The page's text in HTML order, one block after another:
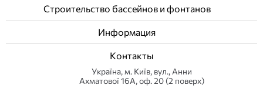
Строительство бассейнов и фонтанов
Информация
Контакты
Українa, м. Київ, вул., Анни
Ахматової 16А, оф. 20 (2 поверх)